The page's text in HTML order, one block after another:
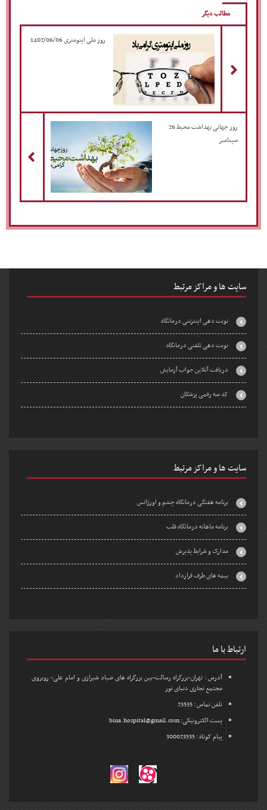
مطالب دیگر
روز ملی اپتومتری 1402/06/06
مطلب قبلی
روز جهانی بهداشت محیط 26
سپتامبر
سایت ها و مراکز مرتبط
نوبت دهی اینترنتی درمانگاه
نوبت دهی تلفنی درمانگاه
دریافت آنلاین جواب آزمایش
کد سه رقمی پزشکان
سایت ها و مراکز مرتبط
برنامه هفتگی درمانگاه چشم و اورژانس
برنامه ماهانه درمانگاه قلب
مدارک و شرایط پذیرش
بیمه های طرف قرارداد
ارتباط با ما
آدرس : تهران-بزرگراه رسالت-بین بزرگراه های صیاد شیرازی و امام علی- روبروی
مجتمع تجاری دنیای نور
تلفن تماس : 23535
پست الکترونیکی: bina.hospital@gmail.com
پیام کوتاه : 300023535